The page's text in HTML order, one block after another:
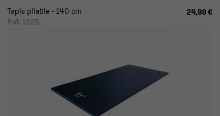
Tapis pliable - 140 cm
Ref: 1325
24,99 €